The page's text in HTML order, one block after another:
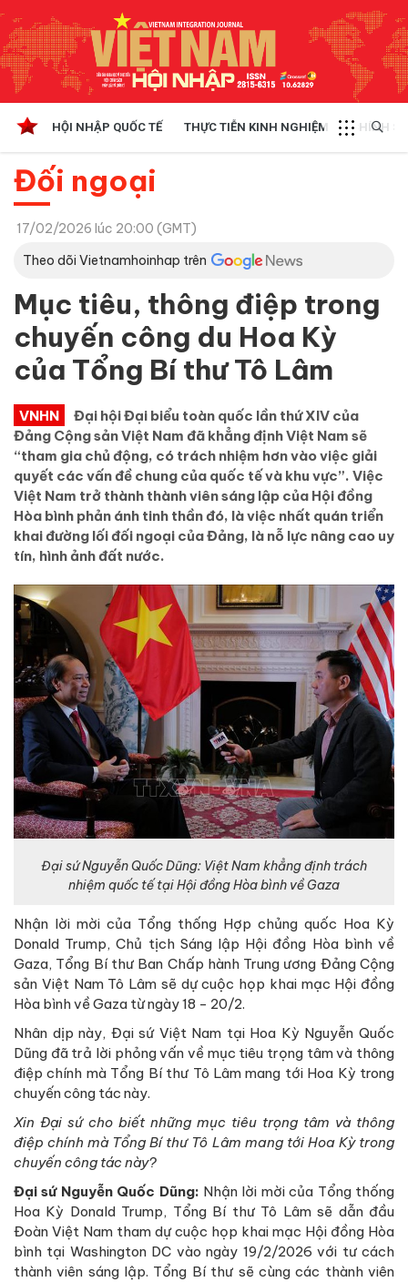
HỘI NHẬP QUỐC TẾ THỰC TIỄN KINH NGHIỆM CHÍNH
Đối ngoại
17/02/2026 lúc 20:00 (GMT)
Theo dõi Vietnamhoinhap trên
Mục tiêu, thông điệp trong
chuyến công du Hoa Kỳ
của Tổng Bí thư Tô Lâm
VNHN
Đại hội Đại biểu toàn quốc lần thứ XIV của
Đảng Cộng sản Việt Nam đã khẳng định Việt Nam sẽ
“tham gia chủ động, có trách nhiệm hơn vào việc giải
quyết các vấn đề chung của quốc tế và khu vực”. Việc
Việt Nam trở thành thành viên sáng lập của Hội đồng
Hòa bình phản ánh tinh thần đó, là việc nhất quán triển
khai đường lối đối ngoại của Đảng, là nỗ lực nâng cao uy
tín, hình ảnh đất nước.
Đại sứ Nguyễn Quốc Dũng: Việt Nam khẳng định trách
nhiệm quốc tế tại Hội đồng Hòa bình về Gaza
Nhận lời mời của Tổng thống Hợp chủng quốc Hoa Kỳ
Donald Trump, Chủ tịch Sáng lập Hội đồng Hòa bình về
Gaza, Tổng Bí thư Ban Chấp hành Trung ương Đảng Cộng
sản Việt Nam Tô Lâm sẽ dự cuộc họp khai mạc Hội đồng
Hòa bình về Gaza từ ngày 18 - 20/2.
Nhân dịp này, Đại sứ Việt Nam tại Hoa Kỳ Nguyễn Quốc
Dũng đã trả lời phỏng vấn về mục tiêu trọng tâm và thông
điệp chính mà Tổng Bí thư Tô Lâm mang tới Hoa Kỳ trong
chuyến công tác này.
Xin Đại sứ cho biết những mục tiêu trọng tâm và thông
điệp chính mà Tổng Bí thư Tô Lâm mang tới Hoa Kỳ trong
chuyến công tác này?
Đại sứ Nguyễn Quốc Dũng: Nhận lời mời của Tổng thống
Hoa Kỳ Donald Trump, Tổng Bí thư Tô Lâm sẽ dẫn đầu
Đoàn Việt Nam tham dự cuộc họp khai mạc Hội đồng Hòa
bình tại Washington DC vào ngày 19/2/2026 với tư cách
thành viên sáng lập. Tổng Bí thư sẽ cùng các thành viên